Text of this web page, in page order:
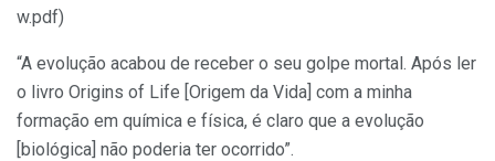
w.pdf)
“A evolução acabou de receber o seu golpe mortal. Após ler
o livro Origins of Life [Origem da Vida] com a minha
formação em química e física, é claro que a evolução
[biológica] não poderia ter ocorrido”.